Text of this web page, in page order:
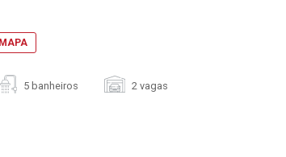
5 banheiros 2 vagas